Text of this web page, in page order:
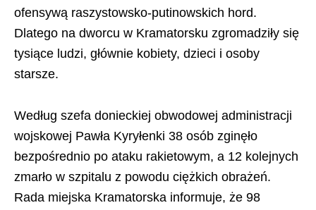
ofensywą raszystowsko-putinowskich hord.
Dlatego na dworcu w Kramatorsku zgromadziły się
tysiące ludzi, głównie kobiety, dzieci i osoby
starsze.
Według szefa donieckiej obwodowej administracji
wojskowej Pawła Kyryłenki 38 osób zginęło
bezpośrednio po ataku rakietowym, a 12 kolejnych
zmarło w szpitalu z powodu ciężkich obrażeń.
Rada miejska Kramatorska informuje, że 98